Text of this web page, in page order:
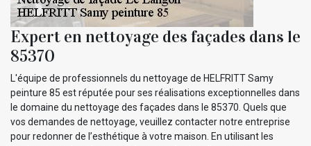
Expert en nettoyage des façades dans le
85370
L'équipe de professionnels du nettoyage de HELFRITT Samy
peinture 85 est réputée pour ses réalisations exceptionnelles dans
le domaine du nettoyage des façades dans le 85370. Quels que
vos demandes de nettoyage, veuillez contacter notre entreprise
pour redonner de l’esthétique à votre maison. En utilisant les